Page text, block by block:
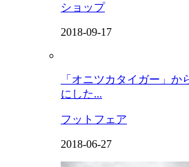
ショップ
2018-09-17
「オニツカタイガー」か
にした...
フットフェア
2018-06-27